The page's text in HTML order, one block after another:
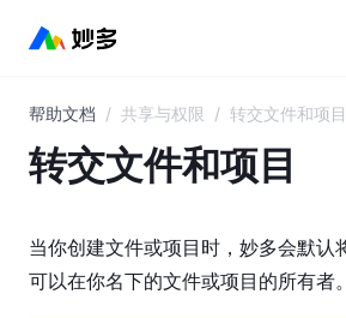
目
录
多
AI
帮助文档 / 共享与权限 / 转交文件和项目
转交文件和项目
当你创建文件或项目时，妙多会默认
可以在你名下的文件或项目的所有者。